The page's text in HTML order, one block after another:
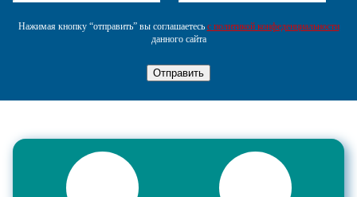
Нажимая кнопку “отправить” вы соглашаетесь с политикой конфеденциальности
данного сайта
Отправить